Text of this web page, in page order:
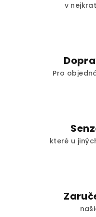
v
Pro
které u